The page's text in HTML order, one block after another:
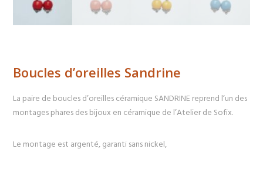
Boucles d’oreilles Sandrine
La paire de boucles d’oreilles céramique SANDRINE reprend l’un des
montages phares des bijoux en céramique de l’Atelier de Sofix.
Le montage est argenté, garanti sans nickel,